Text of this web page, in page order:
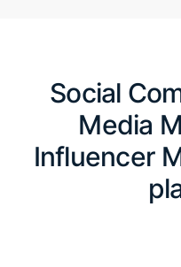
Social
Media
Influencer